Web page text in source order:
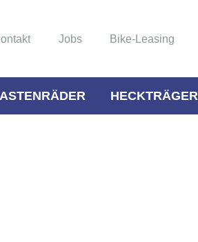
Jobs Bike-Leasing
HECKTRÄGER